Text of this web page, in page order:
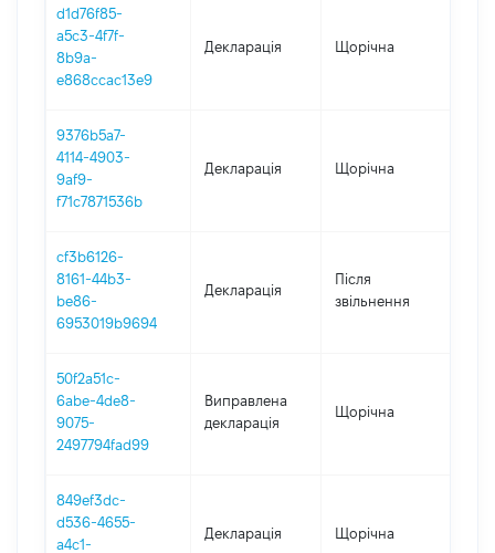
d1d76f85-
a5c3-4f7f-
8b9a-
e868ccac13e9
Декларація Щорічна
9376b5a7-
4114-4903-
9af9-
f71c7871536b
Декларація Щорічна
cf3b6126-
8161-44b3-
be86-
6953019b9694
Декларація
Після
звільнення
50f2a51c-
6abe-4de8-
9075-
2497794fad99
Виправлена
декларація
Щорічна
849ef3dc-
d536-4655-
a4c1-
Декларація Щорічна